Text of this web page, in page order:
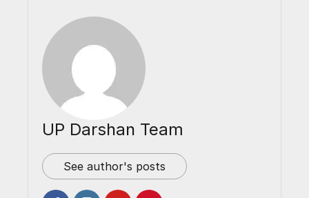
UP Darshan Team
See author's posts